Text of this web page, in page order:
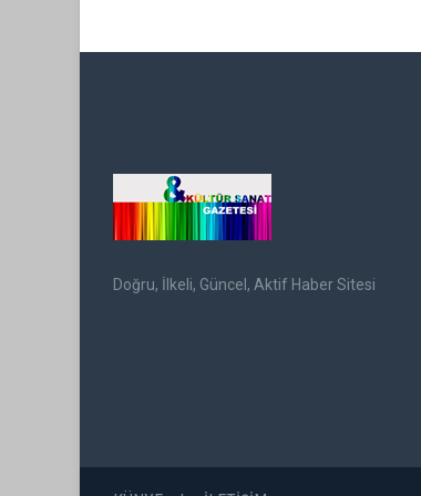
Doğru, İlkeli, Güncel, Aktif Haber Sitesi